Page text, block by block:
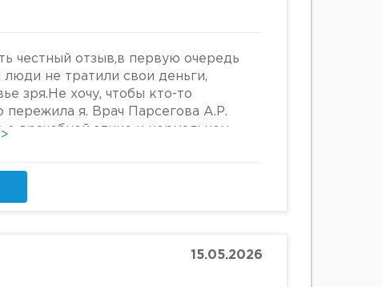
честный отзыв,в первую очередь
люди не тратили свои деньги,
зря.Не хочу, чтобы кто-то
пережила я. Врач Парсегова А.Р.
о врачебной этике и нормальном
что врач, тем более женщина,
женщин, убивать в них
ощупывании и т.д.,придя домой я
15.05.2026